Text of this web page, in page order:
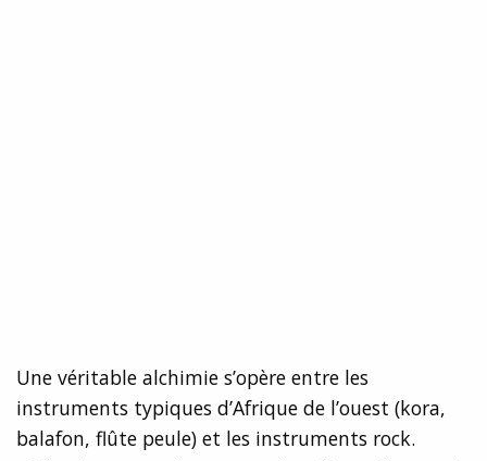
Une véritable alchimie s’opère entre les
instruments typiques d’Afrique de l’ouest (kora,
balafon, flûte peule) et les instruments rock.